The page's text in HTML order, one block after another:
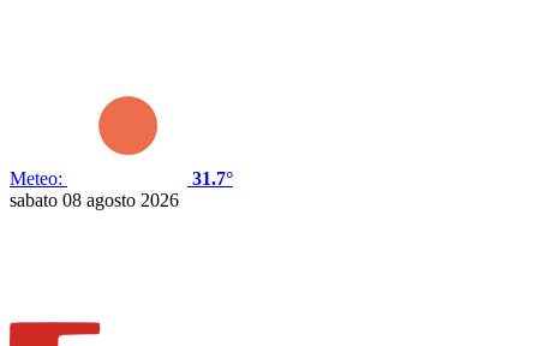
Meteo:
31.7°
sabato 08 agosto 2026